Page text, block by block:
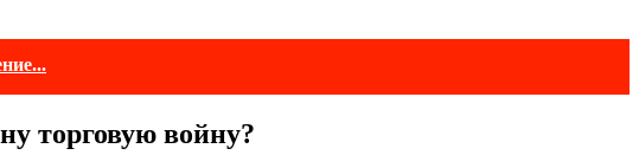
торговую войну?